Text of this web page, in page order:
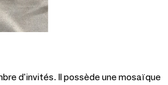
d'invités. Il possède une mosaïque